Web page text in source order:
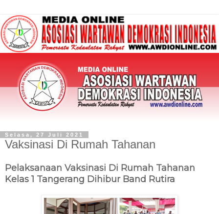
Selasa, 27 Juli 2021
Vaksinasi Di Rumah Tahanan
Pelaksanaan Vaksinasi Di Rumah Tahanan
Kelas 1 Tangerang Dihibur Band Rutira